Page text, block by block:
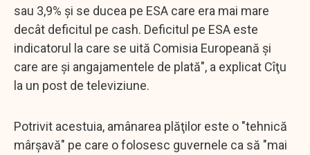
sau 3,9% şi se ducea pe ESA care era mai mare
decât deficitul pe cash. Deficitul pe ESA este
indicatorul la care se uită Comisia Europeană şi
care are şi angajamentele de plată", a explicat Cîţu
la un post de televiziune.
Potrivit acestuia, amânarea plăţilor este o "tehnică
mârşavă" pe care o folosesc guvernele ca să "mai